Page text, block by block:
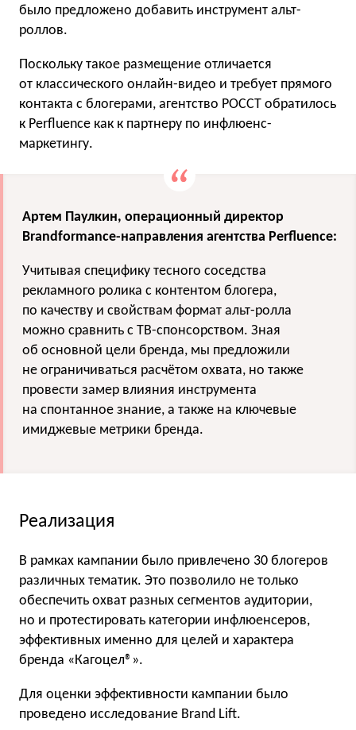
было предложено добавить инструмент альт-
роллов.
Поскольку такое размещение отличается
от классического онлайн-видео и требует прямого
контакта с блогерами, агентство РОССТ обратилось
к Perfluence как к партнеру по инфлюенс-
маркетингу.
Артем Паулкин, операционный директор
Brandformance-направления агентства Perfluence:
Учитывая специфику тесного соседства
рекламного ролика с контентом блогера,
по качеству и свойствам формат альт-ролла
можно сравнить с ТВ-спонсорством. Зная
об основной цели бренда, мы предложили
не ограничиваться расчётом охвата, но также
провести замер влияния инструмента
на спонтанное знание, а также на ключевые
имиджевые метрики бренда.
Реализация
В рамках кампании было привлечено 30 блогеров
различных тематик. Это позволило не только
обеспечить охват разных сегментов аудитории,
но и протестировать категории инфлюенсеров,
эффективных именно для целей и характера
бренда «Кагоцел®».
Для оценки эффективности кампании было
проведено исследование Brand Lift.